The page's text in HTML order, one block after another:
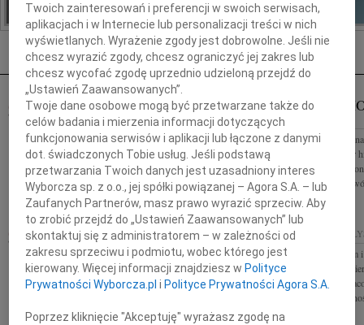
*ogłoszenie
Nekrologi Białystok
WITOLD CZARNECKI 31.03.2023
BIAŁYSTOK
Ze smutkiem żegnamy prof. Witolda Czarneckiego
Rodzinie i Bliskim składamy wyrazy głębokiego
współczucia Zespół Galerii im. Sleńdzińskich
JANINA
Ze smutkiem
Hościłowicz mgr
muzealnictwa i
białostockiego,
WITOLD CZARNECKI 31.03.2023
BIAŁYSTOK
Z głębokim smutkiem przyjęliśmy informację o
śmierci Profesora arch. Witolda Czarneckiego
Składamy najszczersze kondolencje naszemu
Koledze prof. arch. Bartoszowi Czarneckiemu...
31.03.2023
Z głębokim
wiadomość o
długoletniego
pamięci
Twoich zainteresowań i preferencji w swoich serwisach,
aplikacjach i w Internecie lub personalizacji treści w nich
wyświetlanych. Wyrażenie zgody jest dobrowolne. Jeśli nie
chcesz wyrazić zgody, chcesz ograniczyć jej zakres lub
chcesz wycofać zgodę uprzednio udzieloną przejdź do
„Ustawień Zaawansowanych”.
Twoje dane osobowe mogą być przetwarzane także do
celów badania i mierzenia informacji dotyczących
funkcjonowania serwisów i aplikacji lub łączone z danymi
dot. świadczonych Tobie usług. Jeśli podstawą
przetwarzania Twoich danych jest uzasadniony interes
Wyborcza sp. z o.o., jej spółki powiązanej – Agora S.A. – lub
Zaufanych Partnerów, masz prawo wyrazić sprzeciw. Aby
to zrobić przejdź do „Ustawień Zaawansowanych” lub
skontaktuj się z administratorem – w zależności od
zakresu sprzeciwu i podmiotu, wobec którego jest
kierowany. Więcej informacji znajdziesz w Polityce
Prywatności Wyborcza.pl i Polityce Prywatności Agora S.A.
Poprzez kliknięcie "Akceptuję" wyrażasz zgodę na